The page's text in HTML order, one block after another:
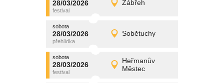
28/03/2026 Zábřeh
sobota
28/03/2026 Detail
sobota
28/03/2026 Sobětuchy
sobota
28/03/2026 Detail
promítání
sobota
28/03/2026
Heřmanův
Městec
sobota
28/03/2026 Detail
promítání